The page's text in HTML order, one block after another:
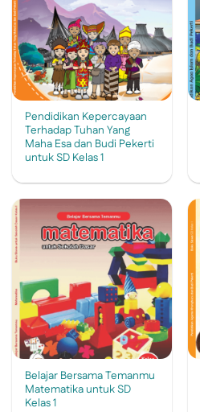
Pendidikan Kepercayaan
Terhadap Tuhan Yang
Maha Esa dan Budi Pekerti
untuk SD Kelas 1
Belajar Bersama Temanmu
Matematika untuk SD
Kelas 1